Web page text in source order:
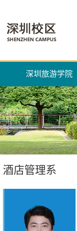
深圳旅游学院
酒店管理系